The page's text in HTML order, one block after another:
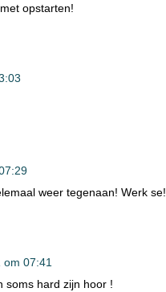
opstarten!
weer tegenaan! Werk se!
om 07:41
soms hard zijn hoor !